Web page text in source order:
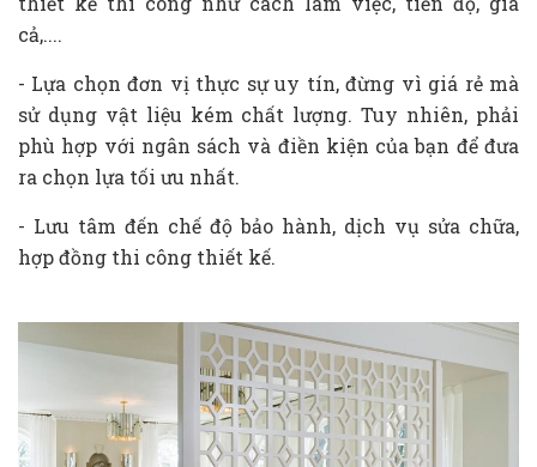
cả,....
- Lựa chọn đơn vị thực sự uy tín, đừng vì giá rẻ mà
sử dụng vật liệu kém chất lượng. Tuy nhiên, phải
phù hợp với ngân sách và điền kiện của bạn để đưa
ra chọn lựa tối ưu nhất.
- Lưu tâm đến chế độ bảo hành, dịch vụ sửa chữa,
hợp đồng thi công thiết kế.